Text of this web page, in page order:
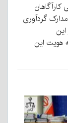
گردآوری
هویت این